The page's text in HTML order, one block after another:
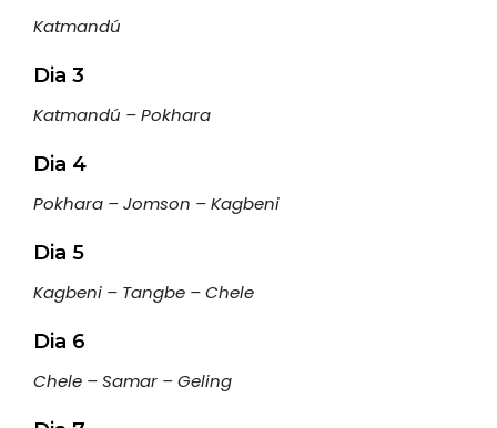
Katmandú
Dia 3
Katmandú – Pokhara
Dia 4
Pokhara – Jomson – Kagbeni
Dia 5
Kagbeni – Tangbe – Chele
Dia 6
Chele – Samar – Geling